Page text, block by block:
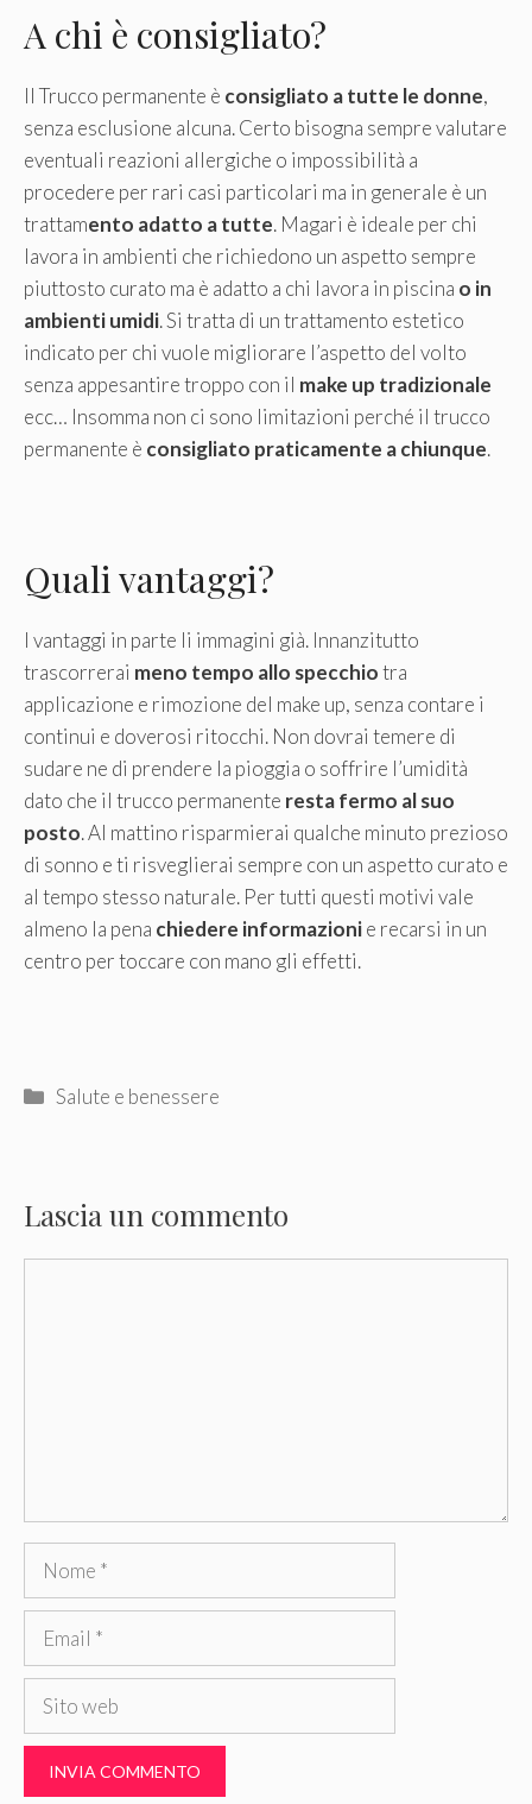
A chi è consigliato?
Il Trucco permanente è consigliato a tutte le donne,
senza esclusione alcuna. Certo bisogna sempre valutare
eventuali reazioni allergiche o impossibilità a
procedere per rari casi particolari ma in generale è un
trattamento adatto a tutte. Magari è ideale per chi
lavora in ambienti che richiedono un aspetto sempre
piuttosto curato ma è adatto a chi lavora in piscina o in
ambienti umidi. Si tratta di un trattamento estetico
indicato per chi vuole migliorare l’aspetto del volto
senza appesantire troppo con il make up tradizionale
ecc… Insomma non ci sono limitazioni perché il trucco
permanente è consigliato praticamente a chiunque.
Quali vantaggi?
I vantaggi in parte li immagini già. Innanzitutto
trascorrerai meno tempo allo specchiotra
applicazione e rimozione del make up, senza contare i
continui e doverosi ritocchi. Non dovrai temere di
sudare ne di prendere la pioggia o soffrire l’umidità
dato che il trucco permanente resta fermo al suo
posto. Al mattino risparmierai qualche minuto prezioso
di sonno e ti risveglierai sempre con un aspetto curato e
al tempo stesso naturale. Per tutti questi motivi vale
almeno la pena chiedere informazionie recarsi in un
centro per toccare con mano gli effetti.
Categorie
Salute e benessere
Lascia un commento
Nome
Email
Sito